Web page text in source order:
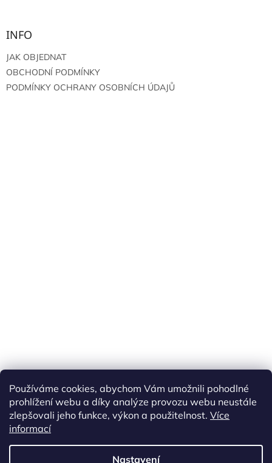
Používáme cookies, abychom Vám umožnili pohodlné
prohlížení webu a díky analýze provozu webu neustále
zlepšovali jeho funkce, výkon a použitelnost. Více
informací
Nastavení
INFO
JAK OBJEDNAT
OBCHODNÍ PODMÍNKY
PODMÍNKY OCHRANY OSOBNÍCH ÚDAJŮ